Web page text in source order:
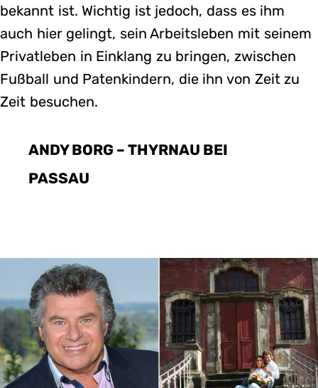
bekannt ist. Wichtig ist jedoch, dass es ihm
auch hier gelingt, sein Arbeitsleben mit seinem
Privatleben in Einklang zu bringen, zwischen
Fußball und Patenkindern, die ihn von Zeit zu
Zeit besuchen.
ANDY BORG – THYRNAU BEI
PASSAU